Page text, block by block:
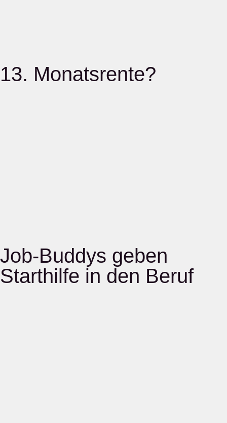
13. Monatsrente?
Job-Buddys geben
Starthilfe in den Beruf